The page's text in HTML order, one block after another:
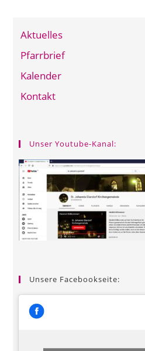
Aktuelles
Pfarrbrief
Kalender
Kontakt
Unser Youtube-Kanal:
Unsere Facebookseite: